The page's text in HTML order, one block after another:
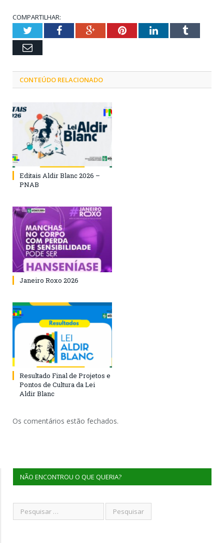
COMPARTILHAR:
TwitterFacebookGoogle+PinterestLinkedInTumblr
Email
CONTEÚDO RELACIONADO
Editais Aldir Blanc 2026 –
PNAB
Janeiro Roxo 2026
Resultado Final de Projetos e
Pontos de Cultura da Lei
Aldir Blanc
Os comentários estão fechados.
NÃO ENCONTROU O QUE QUERIA?